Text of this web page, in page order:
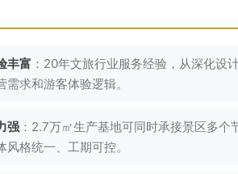
丰富 ：20年文旅行业服务经验，从深化设
需求和游客体验逻辑。
强 ：2.7万㎡生产基地可同时承接景区多个
风格统一、工期可控。